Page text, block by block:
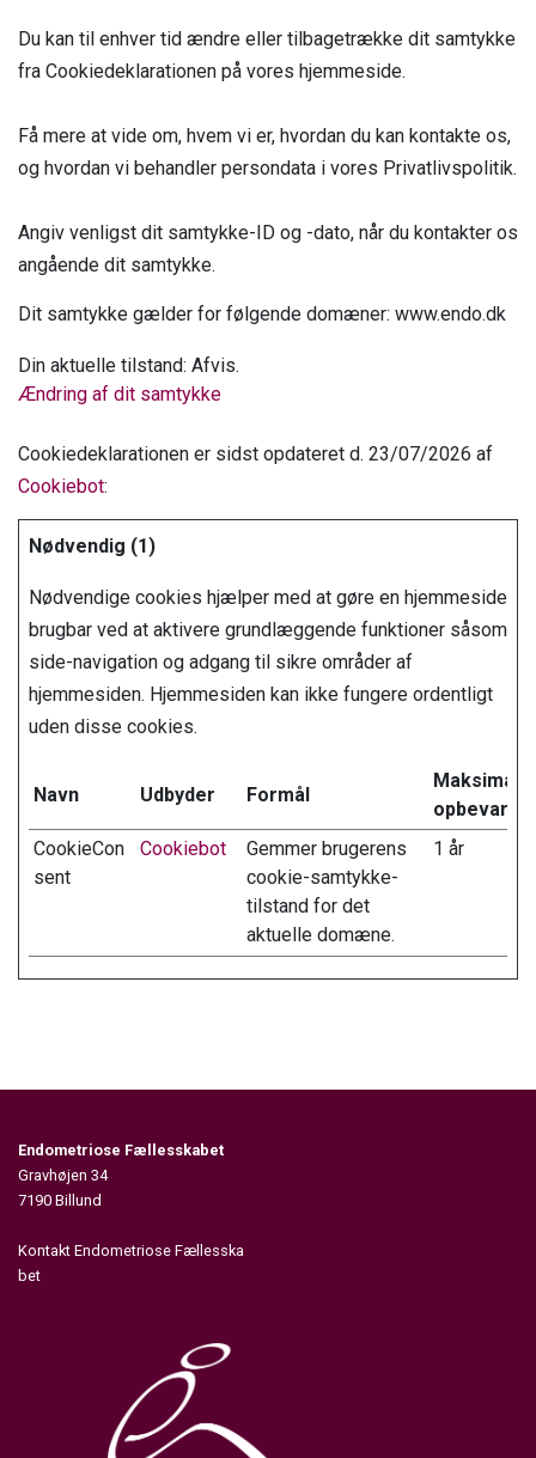
Du kan til enhver tid ændre eller tilbagetrække dit samtykke
fra Cookiedeklarationen på vores hjemmeside.
Få mere at vide om, hvem vi er, hvordan du kan kontakte os,
og hvordan vi behandler persondata i vores Privatlivspolitik.
Angiv venligst dit samtykke-ID og -dato, når du kontakter os
angående dit samtykke.
Dit samtykke gælder for følgende domæner: www.endo.dk
Din aktuelle tilstand: Afvis.
Ændring af dit samtykke
Cookiedeklarationen er sidst opdateret d. 23/07/2026 af
Cookiebot:
Nødvendig (1)
Nødvendige cookies hjælper med at gøre en hjemmeside
brugbar ved at aktivere grundlæggende funktioner såsom
side-navigation og adgang til sikre områder af
hjemmesiden. Hjemmesiden kan ikke fungere ordentligt
uden disse cookies.
Navn Udbyder Formål
Maksimal
CookieCon
sent
Cookiebot
Gemmer brugerens
cookie-samtykke-
tilstand for det
aktuelle domæne.
1 år
Endometriose Fællesskabet
Gravhøjen 34
7190 Billund
Kontakt Endometriose Fællesska
bet